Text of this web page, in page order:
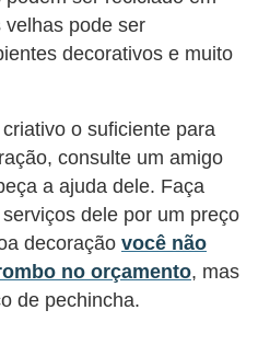
velhas pode ser
decorativos e muito
o suficiente para
consulte um amigo
a ajuda dele. Faça
dele por um preço
decoração você não
no orçamento, mas
de pechincha.